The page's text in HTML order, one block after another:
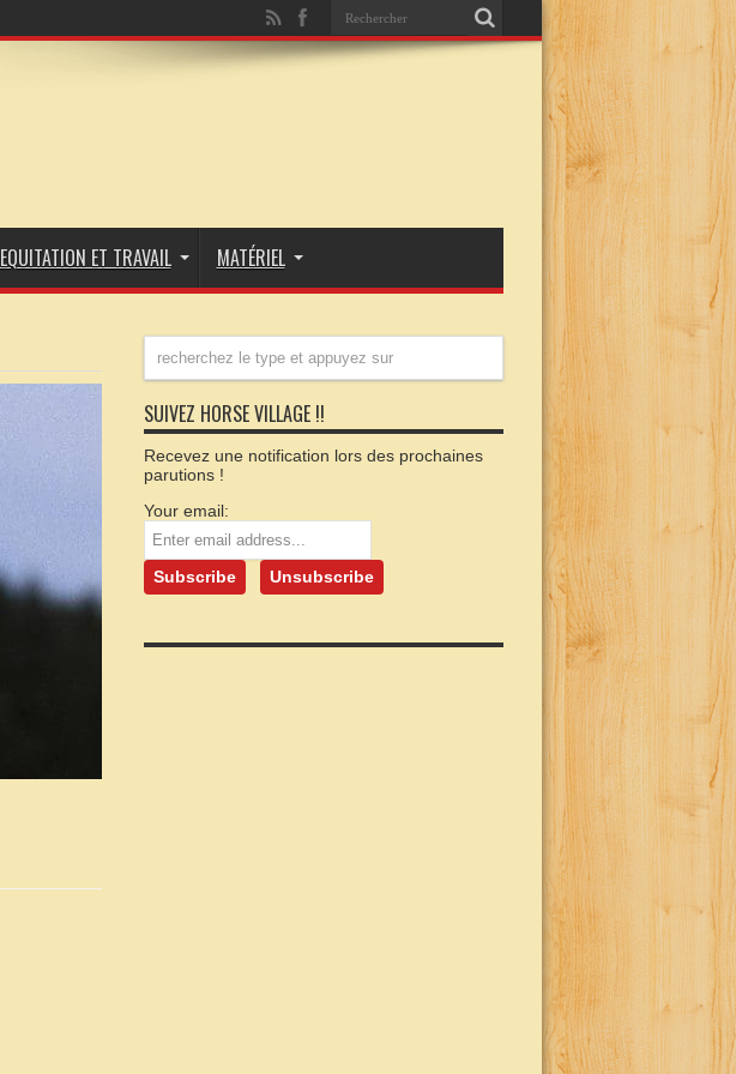
EQUITATION ET TRAVAIL MATÉRIEL
SUIVEZ HORSE VILLAGE !!
Recevez une notification lors des prochaines
parutions !
Your email: